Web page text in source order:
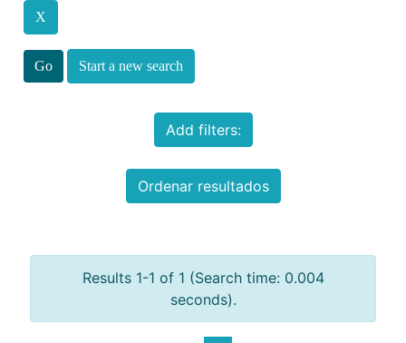
Start a new search
Add filters:
Ordenar resultados
Results 1-1 of 1 (Search time: 0.004
seconds).